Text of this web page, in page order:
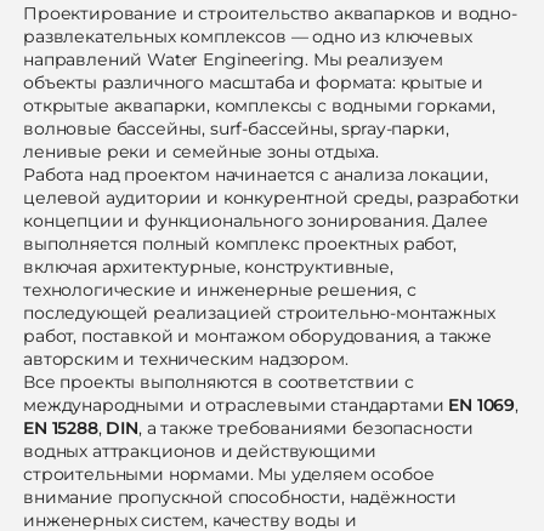
Проектирование и строительство аквапарков и водно-
развлекательных комплексов — одно из ключевых
направлений Water Engineering. Мы реализуем
объекты различного масштаба и формата: крытые и
открытые аквапарки, комплексы с водными горками,
волновые бассейны, surf-бассейны, spray-парки,
ленивые реки и семейные зоны отдыха.
Работа над проектом начинается с анализа локации,
целевой аудитории и конкурентной среды, разработки
концепции и функционального зонирования. Далее
выполняется полный комплекс проектных работ,
включая архитектурные, конструктивные,
технологические и инженерные решения, с
последующей реализацией строительно-монтажных
работ, поставкой и монтажом оборудования, а также
авторским и техническим надзором.
Все проекты выполняются в соответствии с
международными и отраслевыми стандартами EN 1069,
EN 15288, DIN, а также требованиями безопасности
водных аттракционов и действующими
строительными нормами. Мы уделяем особое
внимание пропускной способности, надёжности
инженерных систем, качеству воды и